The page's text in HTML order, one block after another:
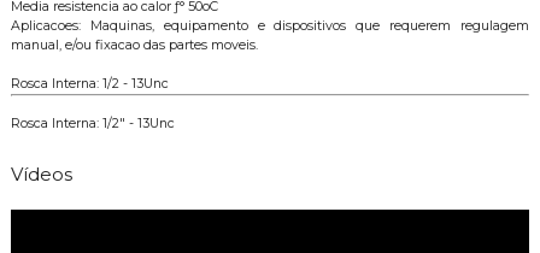
Media resistencia ao calor ƒ° 50oC
Aplicacoes: Maquinas, equipamento e dispositivos que requerem regulagem
manual, e/ou fixacao das partes moveis.
Rosca Interna: 1/2 - 13Unc
Rosca Interna: 1/2" - 13Unc
Vídeos